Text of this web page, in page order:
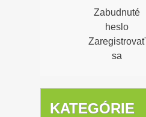
Zabudnuté
heslo
Zaregistrovať
sa
KATEGÓRIE